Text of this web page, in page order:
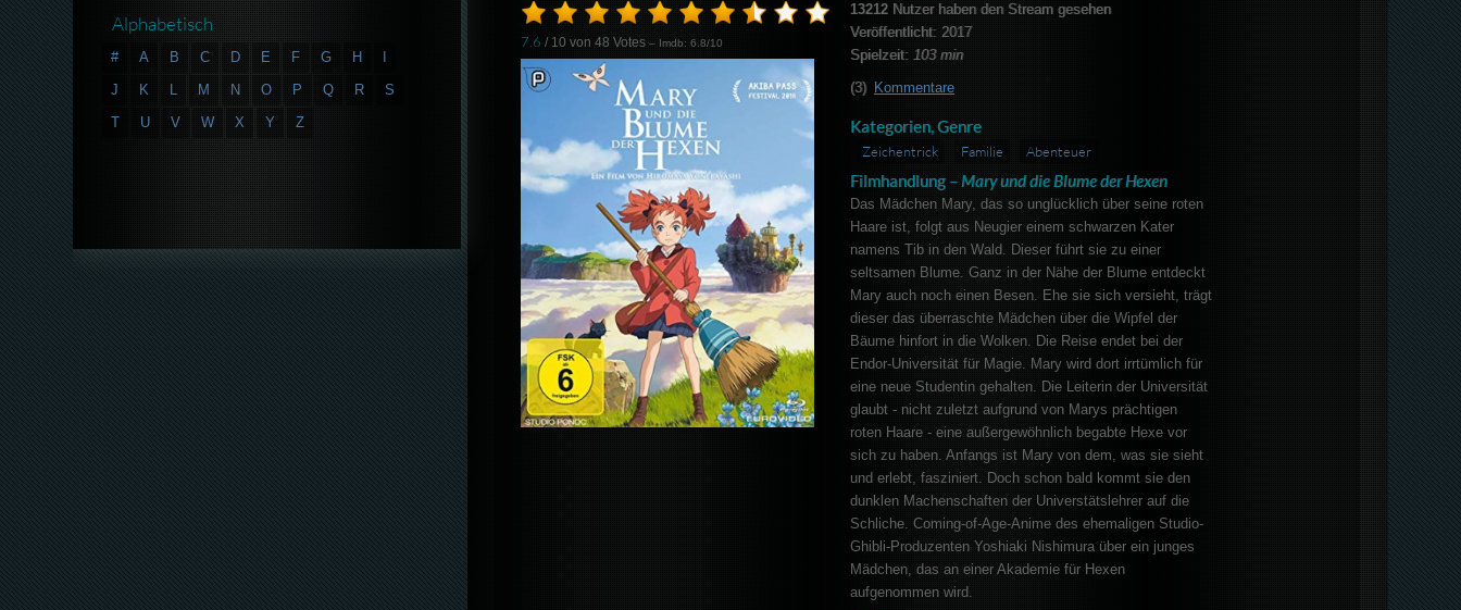
7.6 / 10 von48 Votes – Imdb: 6.8/10
13212Nutzer haben den Stream gesehen
Veröffentlicht: 2017
Spielzeit: 103 min
(3) Kommentare
Kategorien, Genre
Zeichentrick Familie Abenteuer
Filmhandlung – Mary und die Blume der Hexen
Das Mädchen Mary, das so unglücklich über seine roten
Haare ist, folgt aus Neugier einem schwarzen Kater
namens Tib in den Wald. Dieser führt sie zu einer
seltsamen Blume. Ganz in der Nähe der Blume entdeckt
Mary auch noch einen Besen. Ehe sie sich versieht, trägt
dieser das überraschte Mädchen über die Wipfel der
Bäume hinfort in die Wolken. Die Reise endet bei der
Endor-Universität für Magie. Mary wird dort irrtümlich für
eine neue Studentin gehalten. Die Leiterin der Universität
glaubt - nicht zuletzt aufgrund von Marys prächtigen
roten Haare - eine außergewöhnlich begabte Hexe vor
sich zu haben. Anfangs ist Mary von dem, was sie sieht
und erlebt, fasziniert. Doch schon bald kommt sie den
dunklen Machenschaften der Universtätslehrer auf die
Schliche. Coming-of-Age-Anime des ehemaligen Studio-
Ghibli-Produzenten Yoshiaki Nishimura über ein junges
Mädchen, das an einer Akademie für Hexen
aufgenommen wird.
Alphabetisch
# A B C D E F G H
J
K L M N O P Q R
S
T
U V W X Y Z